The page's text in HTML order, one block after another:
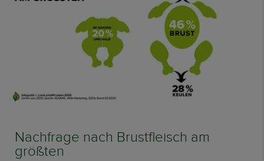
Nachfrage nach Brustfleisch am
größten